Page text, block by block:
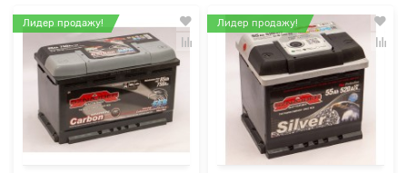
Лидер продажу! Лидер продажу!